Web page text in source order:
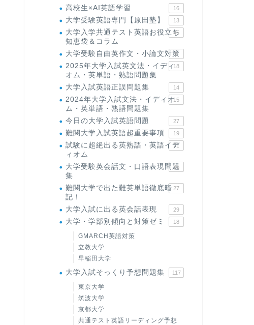
高校生×AI英語学習 16
大学受験英語専門【原田塾】 13
大学入学共通テスト英語お役立ち
知恵袋＆コラム
45
大学受験自由英作文・小論文対策
8
2025年大学入試英文法・イディ
オム・英単語・熟語問題集
18
大学入試英語正誤問題集 14
2024年大学入試文法・イディオ
ム・英単語・熟語問題集
15
今日の大学入試英語問題 27
難関大学入試英語超重要事項 19
試験に超絶出る英熟語・英語イデ
ィオム
71
大学受験英会話文・口語表現問題
集
35
難関大学で出た難英単語徹底暗
記！
27
大学入試に出る英会話表現 29
大学・学部別傾向と対策ゼミ 18
GMARCH英語対策
立教大学
早稲田大学
大学入試そっくり予想問題集 117
東京大学
筑波大学
京都大学
共通テスト英語リーディング予想